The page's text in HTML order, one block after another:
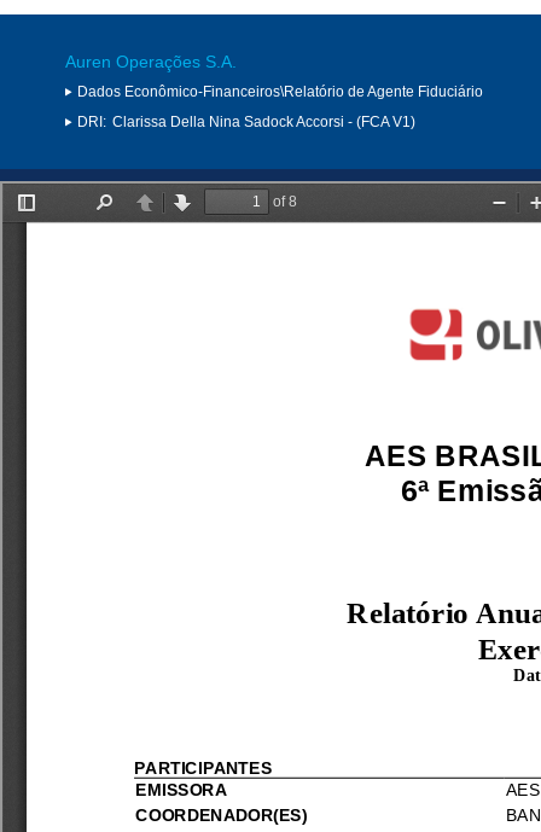
Auren Operações S.A.
Dados Econômico-Financeiros\Relatório de Agente Fiduciário
DRI: Clarissa Della Nina Sadock Accorsi - (FCA V1)